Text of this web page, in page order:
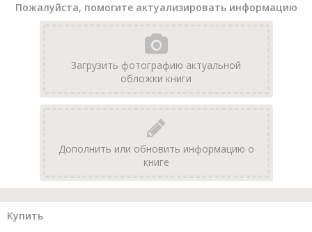
Пожалуйста, помогите актуализировать информацию
Загрузить фотографию актуальной
обложки книги
Дополнить или обновить информацию о
книге
Купить